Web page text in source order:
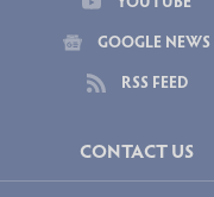
GOOGLE NEWS
RSS FEED
CONTACT US